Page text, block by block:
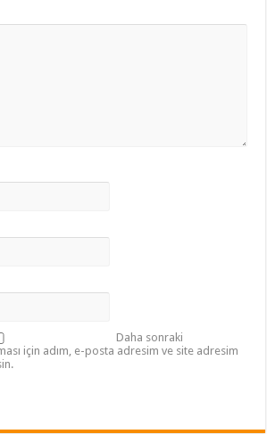
Daha sonraki
için adım, e-posta adresim ve site adresim